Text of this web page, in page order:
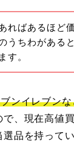
ればあるほど
うちわがある
す。
ンイレブン
で、現在高値
品を持って